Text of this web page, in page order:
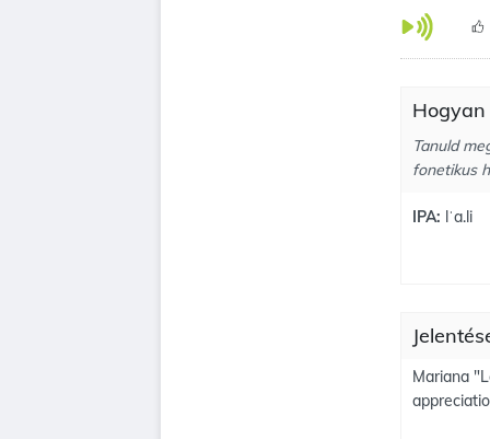
Tanuld
fonetikus
IPA: lˈa.li
Mariana